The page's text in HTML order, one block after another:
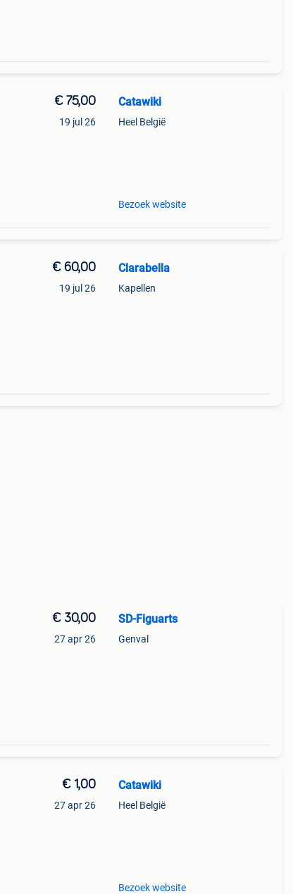
€ 75,00
19 jul 26
Catawiki
Heel België
Bezoek website
€ 60,00
19 jul 26
Clarabella
Kapellen
€ 30,00
27 apr 26
SD-Figuarts
Genval
€ 1,00
27 apr 26
Catawiki
Heel België
Bezoek website